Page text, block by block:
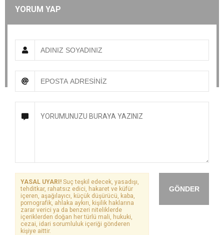
YORUM YAP
GÖNDER
YASAL UYARI! Suç teşkil edecek, yasadışı,
tehditkar, rahatsız edici, hakaret ve küfür
içeren, aşağılayıcı, küçük düşürücü, kaba,
pornografik, ahlaka aykırı, kişilik haklarına
zarar verici ya da benzeri niteliklerde
içeriklerden doğan her türlü mali, hukuki,
cezai, idari sorumluluk içeriği gönderen
kişiye aittir.